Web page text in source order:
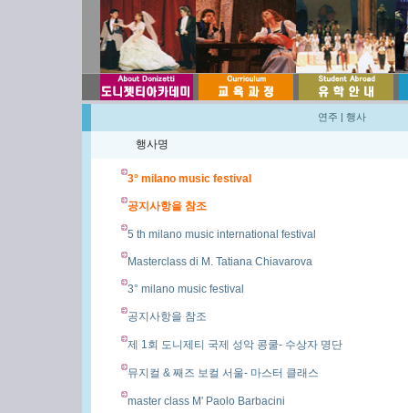
연주 | 행사
행사명
3° milano music festival
공지사항을 참조
5 th milano music international festival
Masterclass di M. Tatiana Chiavarova
3° milano music festival
공지사항을 참조
제 1회 도니제티 국제 성악 콩쿨- 수상자 명단
뮤지컬 & 째즈 보컬 서울- 마스터 클래스
master class M' Paolo Barbacini